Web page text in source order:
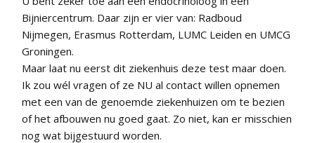
Bijniercentrum. Daar zijn er vier van: Radboud
Nijmegen, Erasmus Rotterdam, LUMC Leiden en UMCG
Groningen.
Maar laat nu eerst dit ziekenhuis deze test maar doen.
Ik zou wél vragen of ze NU al contact willen opnemen
met een van de genoemde ziekenhuizen om te bezien
of het afbouwen nu goed gaat. Zo niet, kan er misschien
nog wat bijgestuurd worden.